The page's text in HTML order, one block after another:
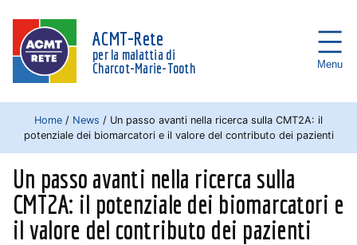
ACMT-Rete
per la malattia di
Charcot-Marie-Tooth
Menu
Home / News / Un passo avanti nella ricerca sulla CMT2A: il
potenziale dei biomarcatori e il valore del contributo dei pazienti
Un passo avanti nella ricerca sulla
CMT2A: il potenziale dei biomarcatori e
il valore del contributo dei pazienti